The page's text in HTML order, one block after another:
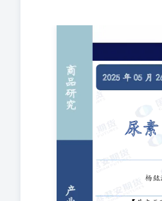
投资咨询从业资格号：
22结算价（元/吨）
7,5487,573-25成交额（万
可交割品）1313UR09-
1,8401,840江苏灵谷
204,760201,7603000
库存上升的格局。（隆众
库存仍处于同比偏高的状
较为有限。下方空间来看
尿素晨报）【趋势强度】
具有中国证监会核准的期
无意针对或打算违反任何